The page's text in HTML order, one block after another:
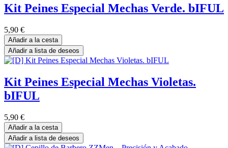
Kit Peines Especial Mechas Verde. bIFUL
5,90 €
Añadir a la cesta
Añadir a lista de deseos
Kit Peines Especial Mechas Violetas.
bIFUL
5,90 €
Añadir a la cesta
Añadir a lista de deseos